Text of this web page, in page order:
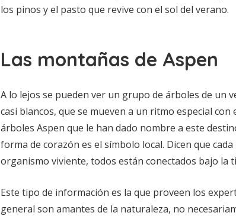
los pinos y el pasto que revive con el sol del verano.
Las montañas de Aspen
A lo lejos se pueden ver un grupo de árboles de un
casi blancos, que se mueven a un ritmo especial con
árboles Aspen que le han dado nombre a este
forma de corazón es el símbolo local. Dicen que
organismo viviente, todos están conectados bajo la
Este tipo de información es la que proveen los
general son amantes de la naturaleza, no